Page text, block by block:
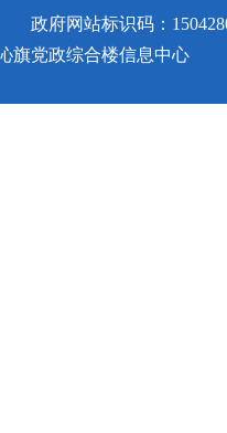
政府网站标识码：
旗党政综合楼信息中心